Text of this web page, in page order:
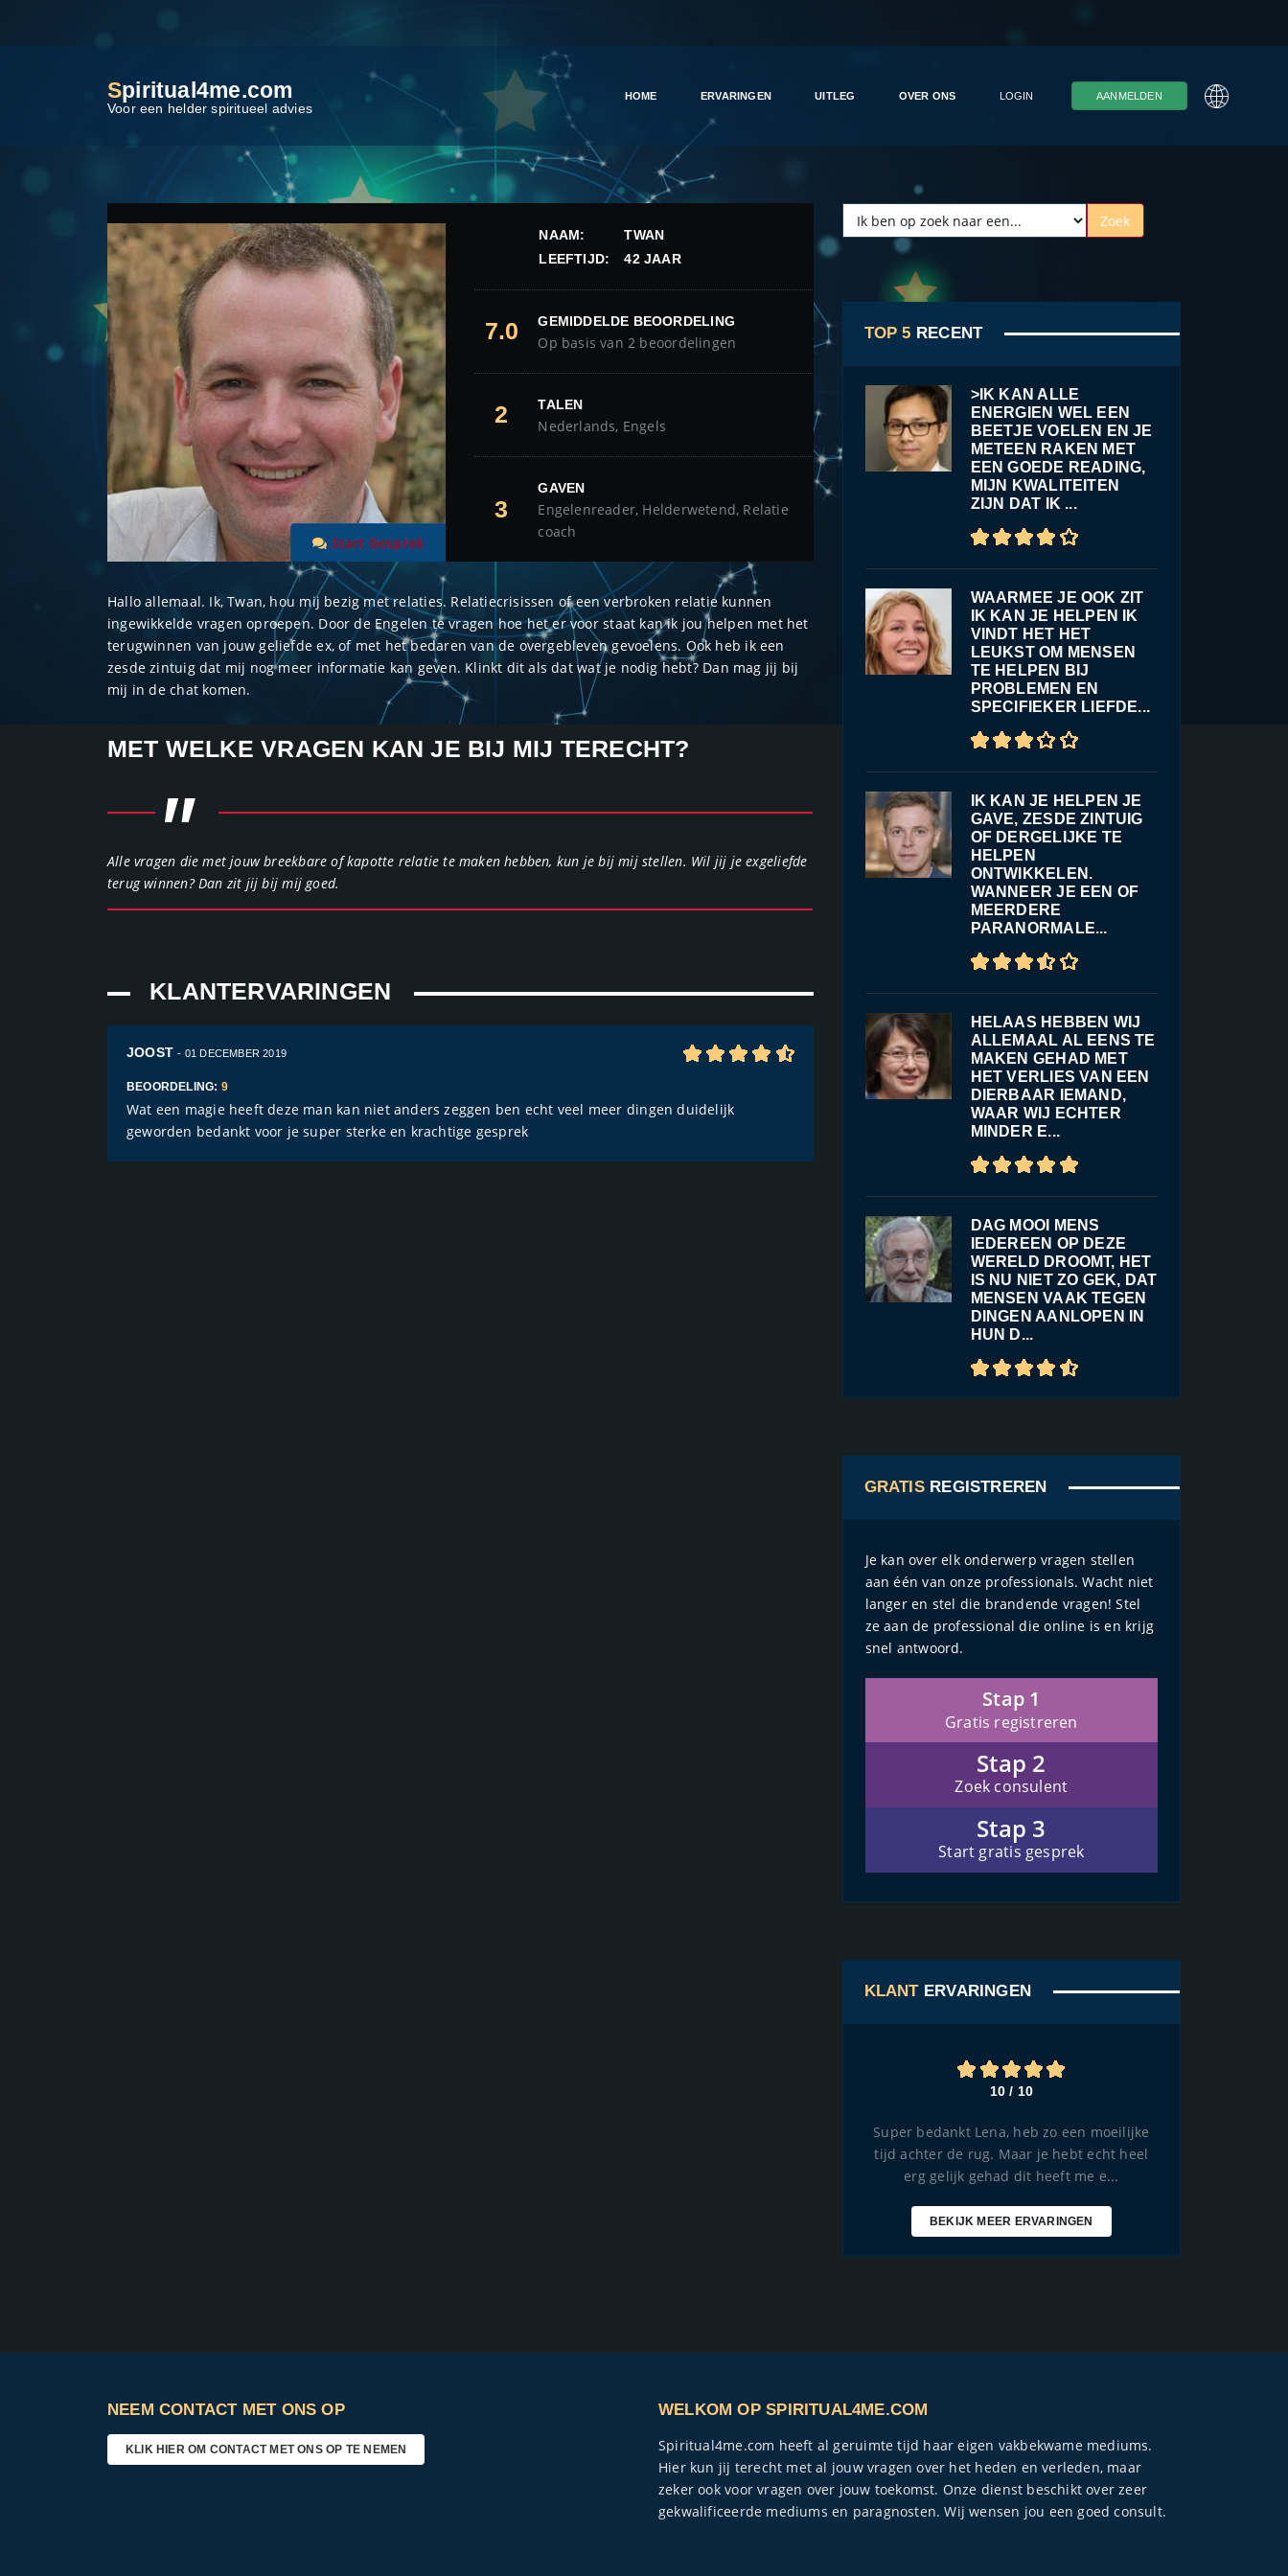
Spiritual4me.com
Voor een helder spiritueel advies
HOME ERVARINGEN UITLEG OVER ONS LOGIN AANMELDEN
Start Gesprek
NAAM:
TWAN
LEEFTIJD:
42 JAAR
7.0 GEMIDDELDE BEOORDELING
Op basis van 2 beoordelingen
2 TALEN
Nederlands, Engels
3
GAVEN
Engelenreader, Helderwetend, Relatie
coach
Hallo allemaal. Ik, Twan, hou mij bezig met relaties. Relatiecrisissen of een verbroken relatie kunnen
ingewikkelde vragen oproepen. Door de Engelen te vragen hoe het er voor staat kan ik jou helpen met het
terugwinnen van jouw geliefde ex, of met het bedaren van de overgebleven gevoelens. Ook heb ik een
zesde zintuig dat mij nog meer informatie kan geven. Klinkt dit als dat wat je nodig hebt? Dan mag jij bij
mij in de chat komen.
MET WELKE VRAGEN KAN JE BIJ MIJ TERECHT?
"
Alle vragen die met jouw breekbare of kapotte relatie te maken hebben, kun je bij mij stellen. Wil jij je exgeliefde
terug winnen? Dan zit jij bij mij goed.
KLANTERVARINGEN
JOOST- 01 DECEMBER 2019
BEOORDELING: 9
Wat een magie heeft deze man kan niet anders zeggen ben echt veel meer dingen duidelijk
geworden bedankt voor je super sterke en krachtige gesprek
TOP 5 RECENT
>IK KAN ALLE
ENERGIEN WEL EEN
BEETJE VOELEN EN JE
METEEN RAKEN MET
EEN GOEDE READING,
MIJN KWALITEITEN
ZIJN DAT IK ...
WAARMEE JE OOK ZIT
IK KAN JE HELPEN IK
VINDT HET HET
LEUKST OM MENSEN
TE HELPEN BIJ
PROBLEMEN EN
SPECIFIEKER LIEFDE...
IK KAN JE HELPEN JE
GAVE, ZESDE ZINTUIG
OF DERGELIJKE TE
HELPEN
ONTWIKKELEN.
WANNEER JE EEN OF
MEERDERE
PARANORMALE...
HELAAS HEBBEN WIJ
ALLEMAAL AL EENS TE
MAKEN GEHAD MET
HET VERLIES VAN EEN
DIERBAAR IEMAND,
WAAR WIJ ECHTER
MINDER E...
DAG MOOI MENS
IEDEREEN OP DEZE
WERELD DROOMT, HET
IS NU NIET ZO GEK, DAT
MENSEN VAAK TEGEN
DINGEN AANLOPEN IN
HUN D...
GRATISREGISTREREN
Je kan over elk onderwerp vragen stellen
aan één van onze professionals. Wacht niet
langer en stel die brandende vragen! Stel
ze aan de professional die online is en krijg
snel antwoord.
Stap 1
Gratis registreren
Stap 2
Zoek consulent
Stap 3
Start gratis gesprek
KLANTERVARINGEN
10 / 10
Super bedankt Lena, heb zo een moeilijke
tijd achter de rug. Maar je hebt echt heel
erg gelijk gehad dit heeft me e...
BEKIJK MEER ERVARINGEN
NEEM CONTACT MET ONS OP
KLIK HIER OM CONTACT MET ONS OP TE NEMEN
WELKOM OP SPIRITUAL4ME.COM
Spiritual4me.com heeft al geruimte tijd haar eigen vakbekwame mediums.
Hier kun jij terecht met al jouw vragen over het heden en verleden, maar
zeker ook voor vragen over jouw toekomst. Onze dienst beschikt over zeer
gekwalificeerde mediums en paragnosten. Wij wensen jou een goed consult.